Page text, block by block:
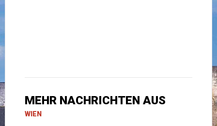
MEHR NACHRICHTEN AUS
WIEN